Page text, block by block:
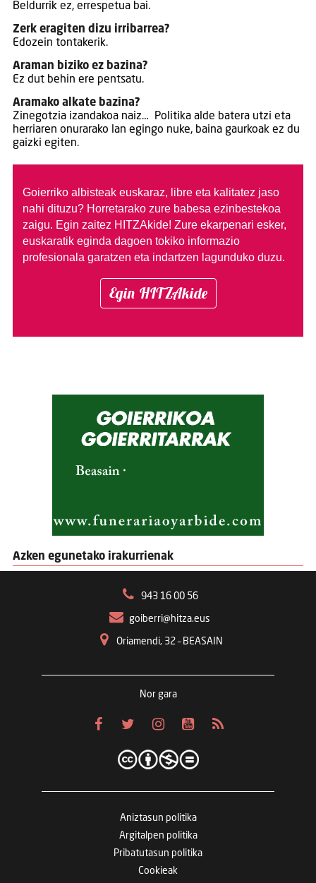
Beldurrik ez, errespetua bai.
Zerk eragiten dizu irribarrea?
Edozein tontakerik.
Araman biziko ez bazina?
Ez dut behin ere pentsatu.
Aramako alkate bazina?
Zinegotzia izandakoa naiz… Politika alde batera utzi eta
herriaren onurarako lan egingo nuke, baina gaurkoak ez du
gaizki egiten.
Goierriko albisteak euskaraz, libre eta kalitatez jaso
nahi dituzu? Horretarako zure babesa ezinbestekoa
zaigu. Egin zaitez HITZAkide! Zure ekarpenari esker,
euskaratik eginda dagoen tokiko informazio
profesionala garatzen eta indartzen lagunduko duzu.
Egin HITZAkide
Azken egunetako irakurrienak
943 16 00 56
goiberri@hitza.eus
Oriamendi, 32 – BEASAIN
Nor gara
Aniztasun politika
Argitalpen politika
Pribatutasun politika
Cookieak